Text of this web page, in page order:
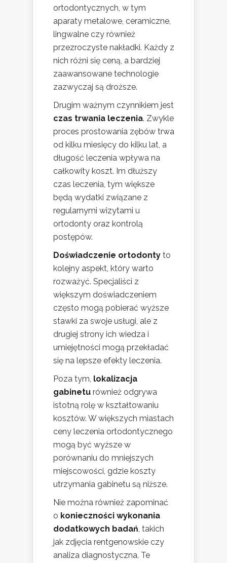
ortodontycznych, w tym
aparaty metalowe, ceramiczne,
lingwalne czy również
przezroczyste nakładki. Każdy z
nich różni się ceną, a bardziej
zaawansowane technologie
zazwyczaj są droższe.
Drugim ważnym czynnikiem jest
czas trwania leczenia. Zwykle
proces prostowania zębów trwa
od kilku miesięcy do kilku lat, a
długość leczenia wpływa na
całkowity koszt. Im dłuższy
czas leczenia, tym większe
będą wydatki związane z
regularnymi wizytami u
ortodonty oraz kontrolą
postępów.
Doświadczenie ortodonty to
kolejny aspekt, który warto
rozważyć. Specjaliści z
większym doświadczeniem
często mogą pobierać wyższe
stawki za swoje usługi, ale z
drugiej strony ich wiedza i
umiejętności mogą przekładać
się na lepsze efekty leczenia.
Poza tym, lokalizacja
gabinetu również odgrywa
istotną rolę w kształtowaniu
kosztów. W większych miastach
ceny leczenia ortodontycznego
mogą być wyższe w
porównaniu do mniejszych
miejscowości, gdzie koszty
utrzymania gabinetu są niższe.
Nie można również zapominać
o konieczności wykonania
dodatkowych badań, takich
jak zdjęcia rentgenowskie czy
analiza diagnostyczna. Te